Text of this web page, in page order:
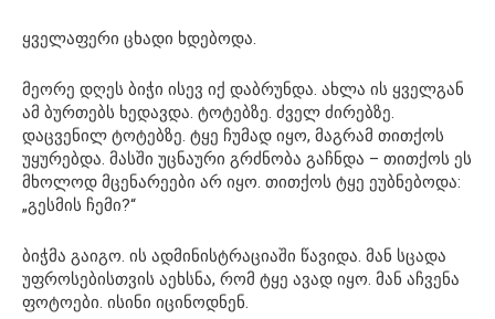
ყველაფერი ცხადი ხდებოდა.
მეორე დღეს ბიჭი ისევ იქ დაბრუნდა. ახლა ის ყველგან
ამ ბურთებს ხედავდა. ტოტებზე. ძველ ძირებზე.
დაცვენილ ტოტებზე. ტყე ჩუმად იყო, მაგრამ თითქოს
უყურებდა. მასში უცნაური გრძნობა გაჩნდა – თითქოს ეს
მხოლოდ მცენარეები არ იყო. თითქოს ტყე ეუბნებოდა:
„გესმის ჩემი?“
ბიჭმა გაიგო. ის ადმინისტრაციაში წავიდა. მან სცადა
უფროსებისთვის აეხსნა, რომ ტყე ავად იყო. მან აჩვენა
ფოტოები. ისინი იცინოდნენ.